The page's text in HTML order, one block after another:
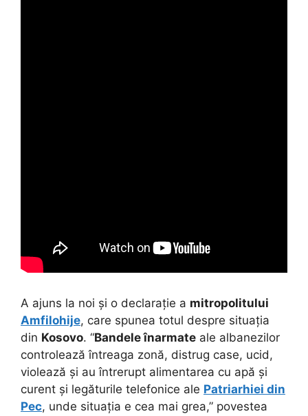
A ajuns la noi și o declarație a mitropolitului
Amfilohije, care spunea totul despre situația
din Kosovo. “Bandele înarmate ale albanezilor
controlează întreaga zonă, distrug case, ucid,
violează și au întrerupt alimentarea cu apă și
curent și legăturile telefonice ale Patriarhiei din
Pec, unde situația e cea mai grea,” povestea